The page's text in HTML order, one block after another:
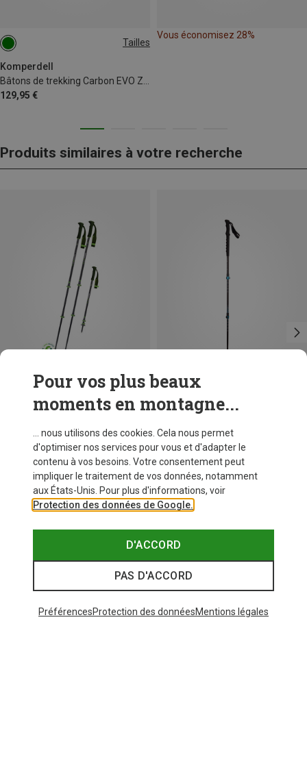
Tailles
Komperdell
129,95 €
105-140CM
Vous économisez 28%
Produits similaires à votre recherche
Tailles
Komperdell
Bâtons de trekking Carbon EVO Zero
129,95 €
105-140CM
Vous économisez 28%
Pour vos plus beaux
moments en montagne...
... nous utilisons des cookies. Cela nous permet
d'optimiser nos services pour vous et d'adapter le
contenu à vos besoins. Votre consentement peut
impliquer le traitement de vos données, notamment
aux États-Unis. Pour plus d'informations, voir
Protection des données de Google.
D'ACCORD
PAS D'ACCORD
PréférencesProtection des donnéesMentions légales